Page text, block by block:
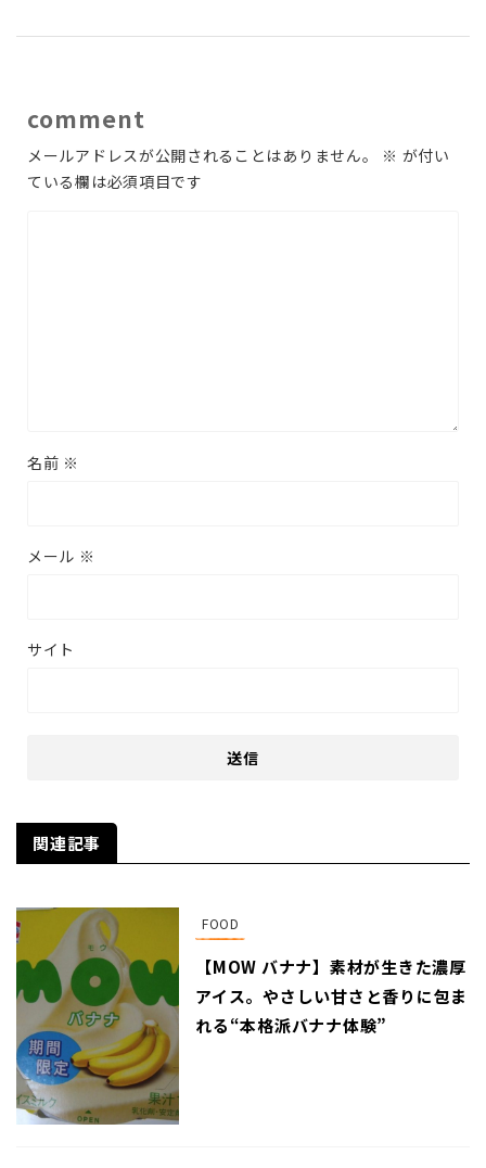
comment
メールアドレスが公開されることはありません。 ※ が付い
ている欄は必須項目です
名前 ※
メール ※
サイト
関連記事
FOOD
【MOW バナナ】素材が生きた濃厚
アイス。やさしい甘さと香りに包ま
れる“本格派バナナ体験”